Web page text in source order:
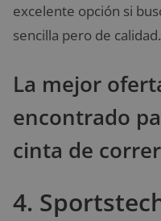
excelente opción si
sencilla pero de calidad.
La mejor
encontrado
cinta de
4.